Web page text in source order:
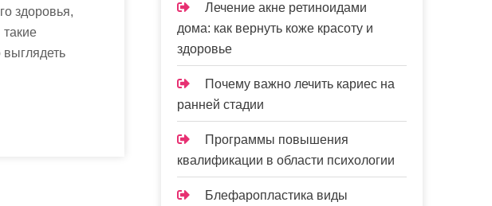
здоровья,
Лечение акне ретиноидами
дома: как вернуть коже красоту и
здоровье
Почему важно лечить кариес на
ранней стадии
Программы повышения
квалификации в области психологии
Блефаропластика виды